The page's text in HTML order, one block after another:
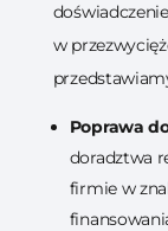
w
Poprawa
doradztwa
firmie w